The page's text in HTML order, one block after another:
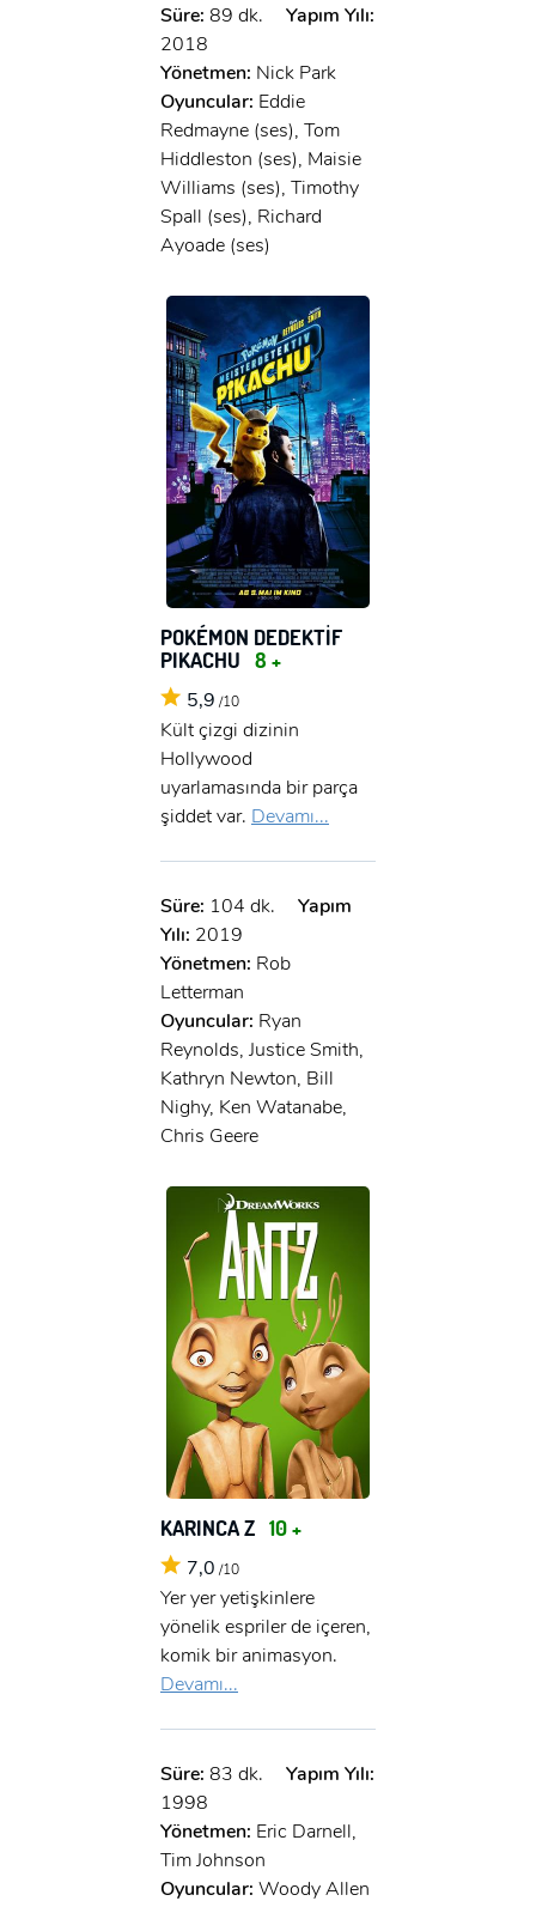
Süre: 89 dk.
Yapım Yılı:
2018
Yönetmen: Nick Park
Oyuncular: Eddie
Redmayne (ses), Tom
Hiddleston (ses), Maisie
Williams (ses), Timothy
Spall (ses), Richard
Ayoade (ses)
POKÉMON DEDEKTİF
PIKACHU 8 +
5,9 /10
Kült çizgi dizinin
Hollywood
uyarlamasında bir parça
şiddet var. Devamı...
Süre: 104 dk.
Yapım
Yılı: 2019
Yönetmen: Rob
Letterman
Oyuncular: Ryan
Reynolds, Justice Smith,
Kathryn Newton, Bill
Nighy, Ken Watanabe,
Chris Geere
KARINCA Z 10 +
7,0 /10
Yer yer yetişkinlere
yönelik espriler de içeren,
komik bir animasyon.
Devamı...
Süre: 83 dk.
Yapım Yılı:
1998
Yönetmen: Eric Darnell,
Tim Johnson
Oyuncular: Woody Allen